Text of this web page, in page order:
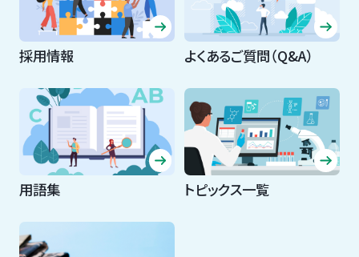
採用情報 よくあるご質問（Q&A）
用語集 トピックス一覧